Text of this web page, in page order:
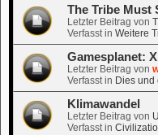
The Tribe Must
Letzter Beitrag von
Verfasst in Weitere
Gamesplanet:
Letzter Beitrag von
Verfasst in Dies und
Klimawandel
Letzter Beitrag von
Verfasst in